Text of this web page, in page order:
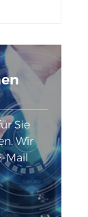
Sie
Wir
Mail